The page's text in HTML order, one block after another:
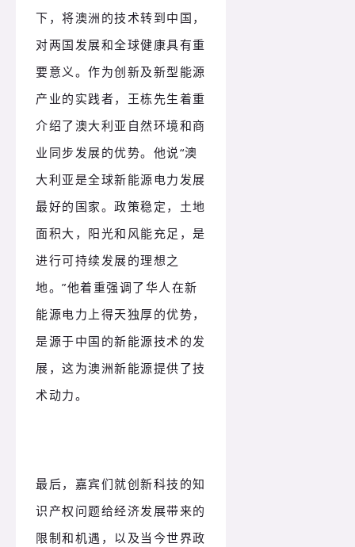
下，将澳洲的技术转到中国，
对两国发展和全球健康具有重
要意义。作为创新及新型能源
产业的实践者，王栋先生着重
介绍了澳大利亚自然环境和商
业同步发展的优势。他说“澳
大利亚是全球新能源电力发展
最好的国家。政策稳定，土地
面积大，阳光和风能充足，是
进行可持续发展的理想之
地。”他着重强调了华人在新
能源电力上得天独厚的优势，
是源于中国的新能源技术的发
展，这为澳洲新能源提供了技
术动力。
最后，嘉宾们就创新科技的知
识产权问题给经济发展带来的
限制和机遇，以及当今世界政